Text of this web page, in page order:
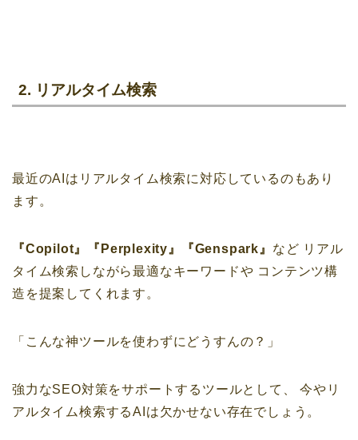
2. リアルタイム検索
最近のAIはリアルタイム検索に対応しているのもあり
ます。
『Copilot』『Perplexity』『Genspark』 など リアル
タイム検索しながら最適なキーワードや コンテンツ構
造を提案してくれます。
「こんな神ツールを使わずにどうすんの？」
強力なSEO対策をサポートするツールとして、
今やリ
アルタイム検索するAIは欠かせない存在でしょう。